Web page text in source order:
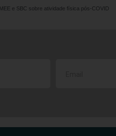
e SBC sobre atividade física pós-COVID